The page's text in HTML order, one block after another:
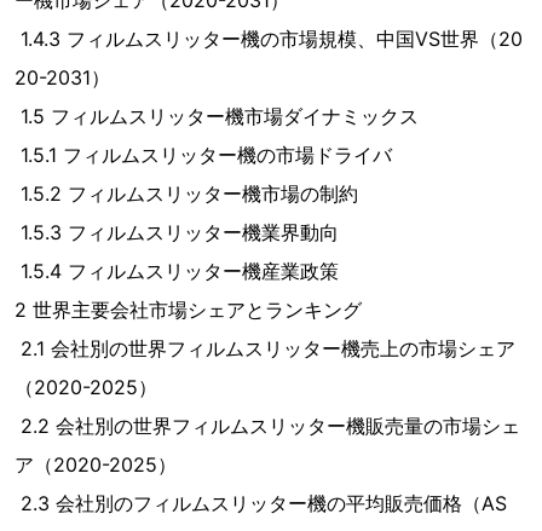
1.4.3 フィルムスリッター機の市場規模、中国VS世界（20
20-2031）
1.5 フィルムスリッター機市場ダイナミックス
1.5.1 フィルムスリッター機の市場ドライバ
1.5.2 フィルムスリッター機市場の制約
1.5.3 フィルムスリッター機業界動向
1.5.4 フィルムスリッター機産業政策
2 世界主要会社市場シェアとランキング
2.1 会社別の世界フィルムスリッター機売上の市場シェア
（2020-2025）
2.2 会社別の世界フィルムスリッター機販売量の市場シェ
ア（2020-2025）
2.3 会社別のフィルムスリッター機の平均販売価格（AS